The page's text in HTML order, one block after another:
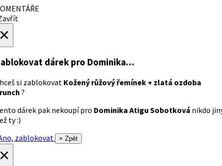
dárek pro Dominika…
si zablokovat Kožený růžový řemínek + zlatá ozdoba
?
dárek pak nekoupí pro Dominika Atigu Sobotková nikdo
ty :)
zablokovat
× Zpět